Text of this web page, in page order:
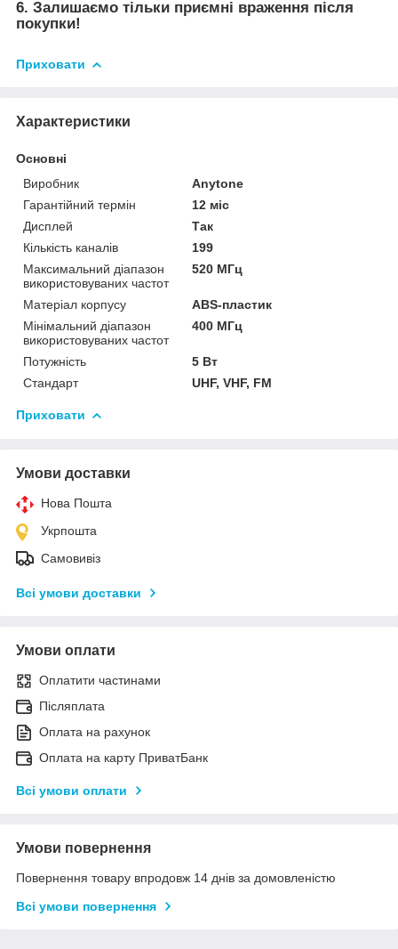
6. Залишаємо тільки приємні враження після
покупки!
Приховати
Характеристики
Основні
Виробник
Anytone
Гарантійний термін
12 міс
Дисплей
Так
Кількість каналів
199
Максимальний діапазон
використовуваних частот
520 МГц
Матеріал корпусу
ABS-пластик
Мінімальний діапазон
використовуваних частот
400 МГц
Потужність
5 Вт
Стандарт
UHF, VHF, FM
Приховати
Умови доставки
Нова Пошта
Укрпошта
Самовивіз
Всі умови доставки
Умови оплати
Оплатити частинами
Післяплата
Оплата на рахунок
Оплата на карту ПриватБанк
Всі умови оплати
Умови повернення
Повернення товару впродовж 14 днів за домовленістю
Всі умови повернення